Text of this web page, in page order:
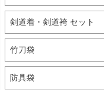
剣道着・剣道袴 セット
竹刀袋
防具袋